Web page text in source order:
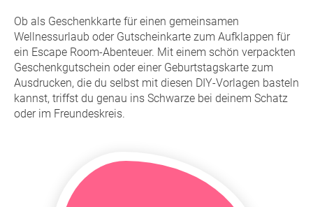
Ob als Geschenkkarte für einen gemeinsamen
Wellnessurlaub oder Gutscheinkarte zum Aufklappen für
ein Escape Room-Abenteuer. Mit einem schön verpackten
Geschenkgutschein oder einer Geburtstagskarte zum
Ausdrucken, die du selbst mit diesen DIY-Vorlagen basteln
kannst, triffst du genau ins Schwarze bei deinem Schatz
oder im Freundeskreis.